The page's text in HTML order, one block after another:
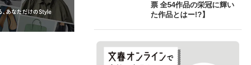
票 全54作品の栄冠に輝い
た作品とはー!?】